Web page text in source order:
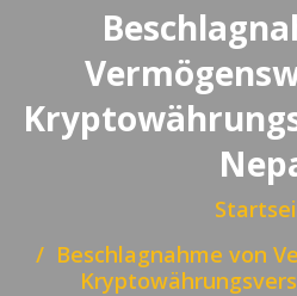
Beschlagnahme von